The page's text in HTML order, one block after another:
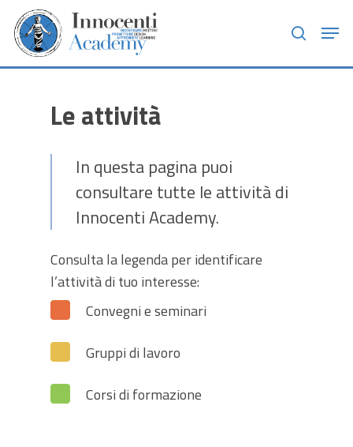
Skip
main
search
Le attività
In questa pagina puoi
consultare tutte le attività di
Innocenti Academy.
Consulta la legenda per identificare
l’attività di tuo interesse:
Convegni e seminari
Gruppi di lavoro
Corsi di formazione